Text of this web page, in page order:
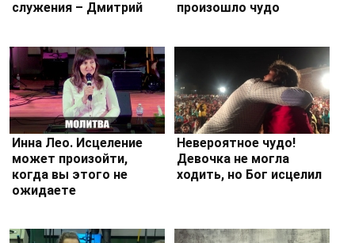
служения – Дмитрий
произошло чудо
Инна Лео. Исцеление
может произойти,
когда вы этого не
ожидаете
Невероятное чудо!
Девочка не могла
ходить, но Бог исцелил